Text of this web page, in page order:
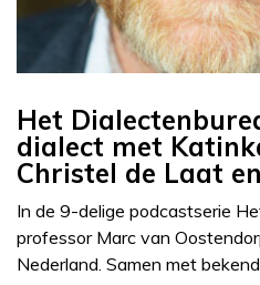
Het
dialect met
Christel de Laat
In de 9-delige podcastserie
professor Marc van
Nederland. Samen met